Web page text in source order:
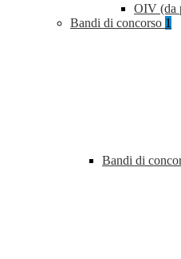
OIV (da
Bandi di concorso 1
Bandi di